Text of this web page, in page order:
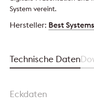
System vereint.
Hersteller: Best Systems
Technische Daten
Eckdaten